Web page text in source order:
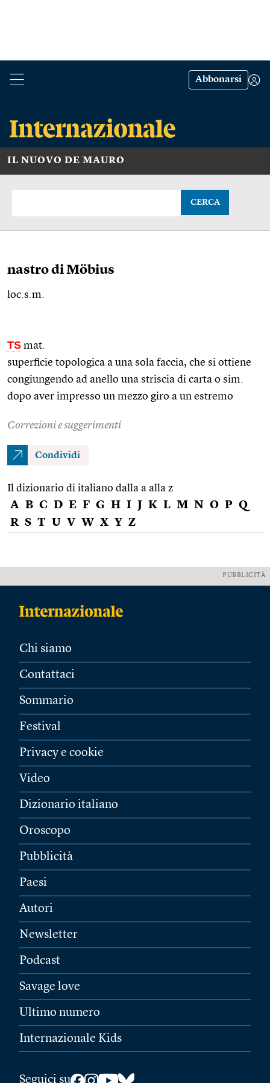
Abbonarsi
IL NUOVO DE MAURO
CERCA
nastro di Möbius
loc.s.m.
TS mat.
superficie topologica a una sola faccia, che si ottiene
congiungendo ad anello una striscia di carta o sim.
dopo aver impresso un mezzo giro a un estremo
Correzioni e suggerimenti
Condividi
Il dizionario di italiano dalla a alla z
A B C D E F G H I J K L M N O P Q
R S T U V W X Y Z
PUBBLICITÀ
Chi siamo
Contattaci
Sommario
Festival
Privacy e cookie
Video
Dizionario italiano
Oroscopo
Pubblicità
Paesi
Autori
Newsletter
Podcast
Savage love
Ultimo numero
Internazionale Kids
Seguici su